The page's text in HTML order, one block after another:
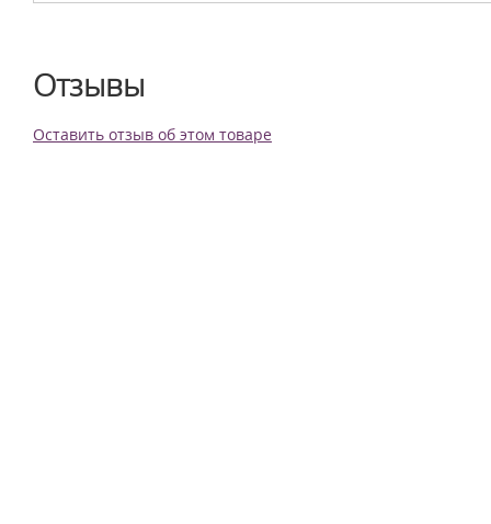
Отзывы
Оставить отзыв об этом товаре